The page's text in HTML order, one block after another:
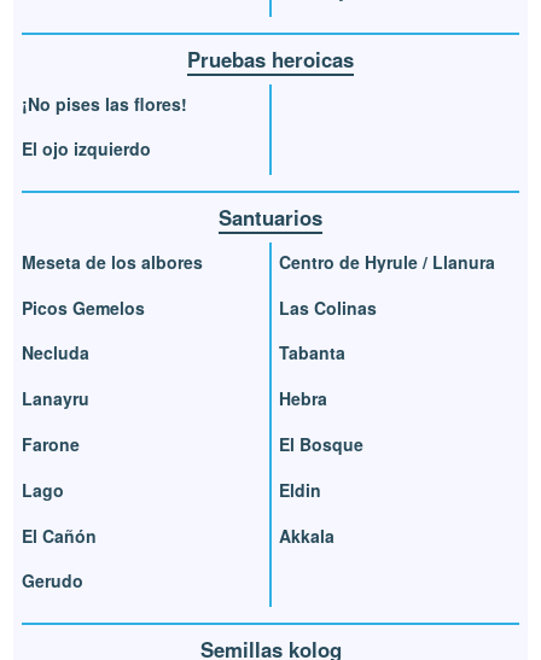
Pruebas heroicas
¡No pises las flores!
El ojo izquierdo
Santuarios
Meseta de los albores
Picos Gemelos
Necluda
Lanayru
Farone
Lago
El Cañón
Gerudo
Centro de Hyrule / Llanura
Las Colinas
Tabanta
Hebra
El Bosque
Eldin
Akkala
Semillas kolog